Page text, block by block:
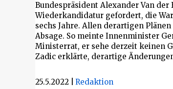
Bundespräsident Alexander Van
Wiederkandidatur gefordert, die
sechs Jahre. Allen derartigen
Absage. So meinte Innenminister
Ministerrat, er sehe derzeit keinen
Zadic erklärte, derartige
25.5.2022 Redaktion